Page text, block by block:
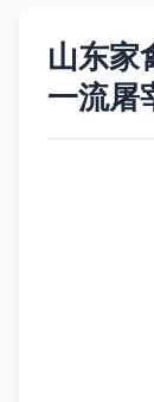
山东家
一流屠